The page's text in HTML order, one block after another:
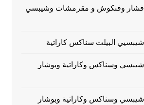
فشار وفنكوش و مقرمشات وشيبسي
شيبسيي البيلت سناكس كاراتية
شيبسي وسناكس وكاراتية وبوشار
شيبسي وسناكس وكاراتية وبوشار